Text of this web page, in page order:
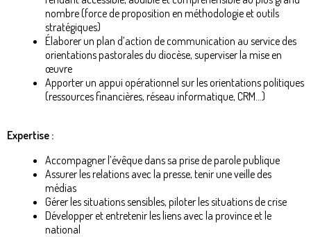
nombre (force de proposition en méthodologie et outils
stratégiques)
Élaborer un plan d’action de communication au service des
orientations pastorales du diocèse, superviser la mise en
œuvre
Apporter un appui opérationnel sur les orientations politiques
(ressources financières, réseau informatique, CRM…)
Expertise :
Accompagner l’évêque dans sa prise de parole publique
Assurer les relations avec la presse, tenir une veille des
médias
Gérer les situations sensibles, piloter les situations de crise
Développer et entretenir les liens avec la province et le
national